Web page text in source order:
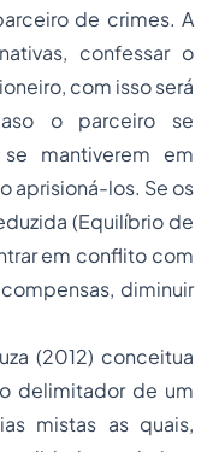
de crimes. A
confessar o
com isso será
o parceiro se
mantiverem em
aprisioná-los. Se os
(Equilíbrio de
em conflito com
diminuir
(2012) conceitua
delimitador de um
mistas as quais,